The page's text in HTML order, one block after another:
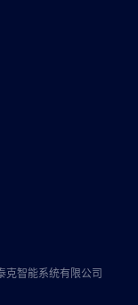
克智能系统有限公司